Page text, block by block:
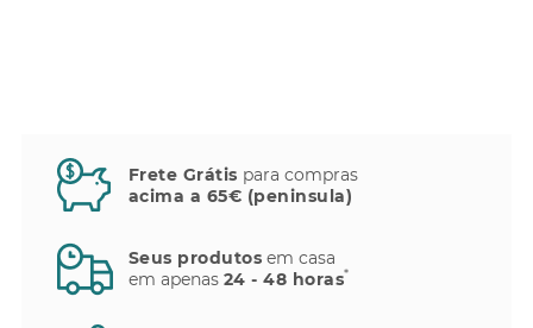
Frete Grátis para compras
acima a 65€ (peninsula)
Seus produtos em casa
em apenas 24 - 48 horas*